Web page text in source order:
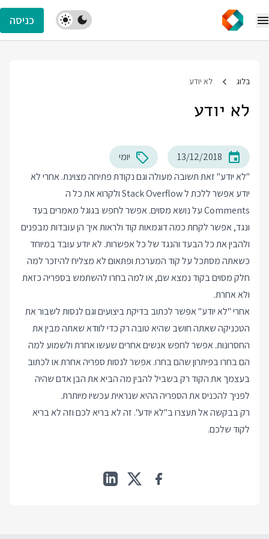
כניסה
בלוג לא יודע
לא יודע
13/12/2018
יומי
"לא יודע" זאת תשובה מעולה וגם נקודת פתיחה מצוינת. אחרי לא
יודע אפשר ללכת ל Stack Overflow ולקרוא את כל ה
Comments על נושא מסוים. אפשר לחפש בגוגל מאמרים בעד
ונגד, אפשר לקחת כמה דוגמאות קוד ולראות איך הן עובדות מבפנים
ולהבין את כל הבעד והנגד של כל אפשרות. לא יודע עובד במיוחד
כשאתה מסתכל על קוד המערכת ופתאום לא מצליח להיזכר למה
חלק מסוים בקוד נמצא שם, או למה בחרו להשתמש בספריה כזאת
ולא אחרת.
אחרי "לא יודע" אפשר לכתוב בדיקת ביצועים וגם לנסות לשבור את
הטכניקה שאתה חושב שהיא טובה רק כדי לוודא שאתה מבין את
החסרונות. אפשר לחפש אנשים אחרים שעשו אחרת ולשמוע למה
הם בחרו בפיתרון שהם בחרו. אפשר לנסות ספריה אחרת או לכתוב
בעצמך את הקוד רק בשביל להבין מה הביא את הבן אדם שהיה
לפניך להכניס את הספריה ההיא שנראית עכשיו מיותרת.
רק בבקשה אל תעצרו ב"לא יודע". זה לא בריא לכם וזה לא בריא
לקוד שלכם.